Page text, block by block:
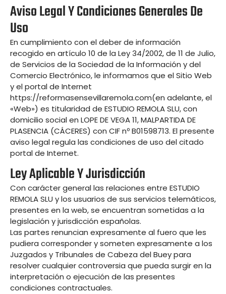
Aviso Legal Y Condiciones Generales De
Uso
En cumplimiento con el deber de información
recogido en artículo 10 de la Ley 34/2002, de 11 de Julio,
de Servicios de la Sociedad de la Información y del
Comercio Electrónico, le informamos que el Sitio Web
y el portal de Internet
https://reformasensevillaremola.com(en adelante, el
«Web») es titularidad de ESTUDIO REMOLA SLU, con
domicilio social en LOPE DE VEGA 11, MALPARTIDA DE
PLASENCIA (CÁCERES) con CIF nº B01598713. El presente
aviso legal regula las condiciones de uso del citado
portal de Internet.
Ley Aplicable Y Jurisdicción
Con carácter general las relaciones entre ESTUDIO
REMOLA SLU y los usuarios de sus servicios telemáticos,
presentes en la web, se encuentran sometidas a la
legislación y jurisdicción españolas.
Las partes renuncian expresamente al fuero que les
pudiera corresponder y someten expresamente a los
Juzgados y Tribunales de Cabeza del Buey para
resolver cualquier controversia que pueda surgir en la
interpretación o ejecución de las presentes
condiciones contractuales.